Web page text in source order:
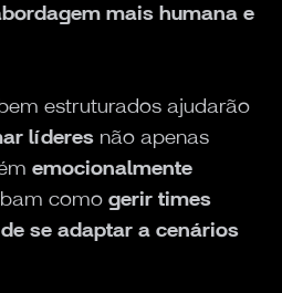
mais humana e
estruturados ajudarão
líderes não apenas
emocionalmente
como gerir times
se adaptar a cenários